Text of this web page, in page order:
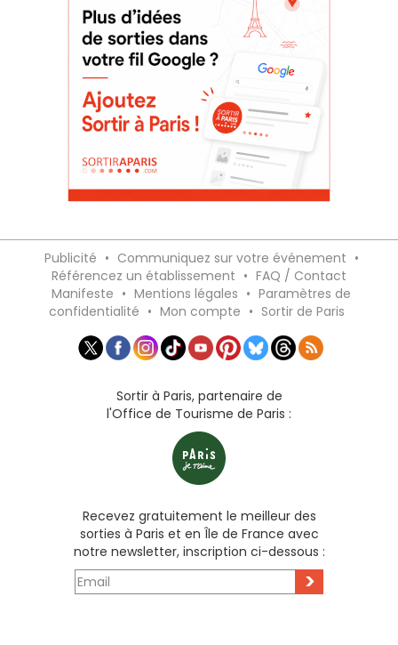
Publicité • Communiquez sur votre événement •
Référencez un établissement • FAQ / Contact
Manifeste • Mentions légales • Paramètres de
confidentialité • Mon compte • Sortir de Paris
Sortir à Paris, partenaire de
l'Office de Tourisme de Paris :
Recevez gratuitement le meilleur des
sorties à Paris et en Île de France avec
notre newsletter, inscription ci-dessous :
>